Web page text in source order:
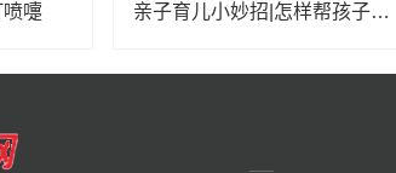
嚏 亲子育儿小妙招|怎样帮孩子养成学习生活的好习惯？